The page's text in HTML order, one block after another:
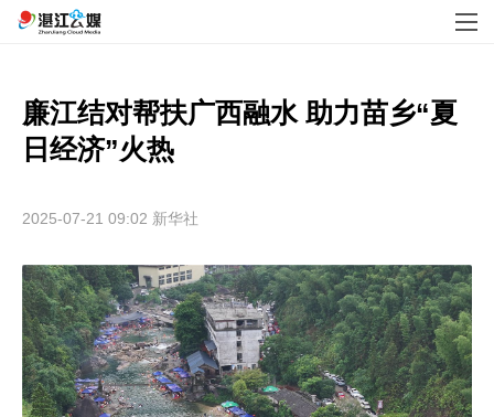
廉江结对帮扶广西融水 助力苗乡“夏
日经济”火热
2025-07-21 09:02 新华社